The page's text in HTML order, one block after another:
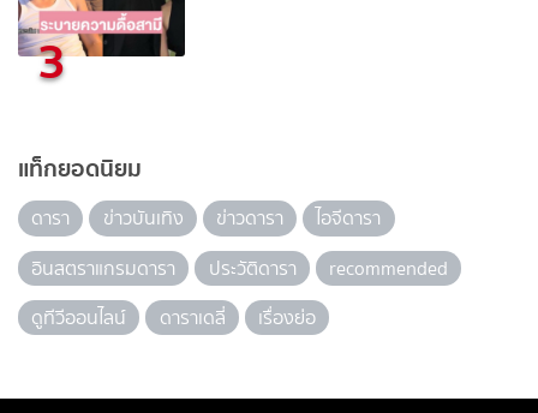
3
แท็กยอดนิยม
ดารา ข่าวบันเทิง ข่าวดารา
ไอจีดารา
อินสตราแกรมดารา
ประวัติดารา
recommended
ดูทีวีออนไลน์
ดาราเดลี่ เรื่องย่อ